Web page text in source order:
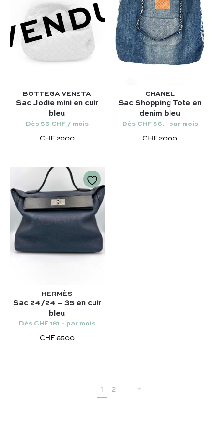
Niki – Saint Laurent
Lady Dior – Dior
Timeless – Chanel
Chanel 22 – Chanel
Chanel
Nos modèles préférés :
Kelly 28 – Hermès
Niki – Saint Laurent
Timeless – Chanel
Capucines – Louis Vuitton
BOTTEGA VENETA
Sac Jodie mini en cuir
bleu
Dès 56 CHF / mois
CHF 2000
CHANEL
Sac Shopping Tote en
denim bleu
Dès CHF 56.- par mois
CHF 2000
HERMÈS
Sac 24/24 – 35 en cuir
bleu
Dès CHF 181.- par mois
CHF 6500
1 2